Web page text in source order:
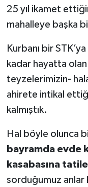
25 yıl ikamet
mahalleye başka
Kurbanı bir
kadar hayatta olan
teyzelerimizin-
ahirete intikal
kalmıştık.
Hal böyle olunca
bayramda evde
kasabasına
sorduğumuz anlar